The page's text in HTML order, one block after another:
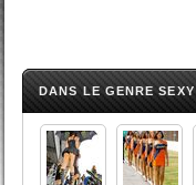
DANS LE GENRE SEXY